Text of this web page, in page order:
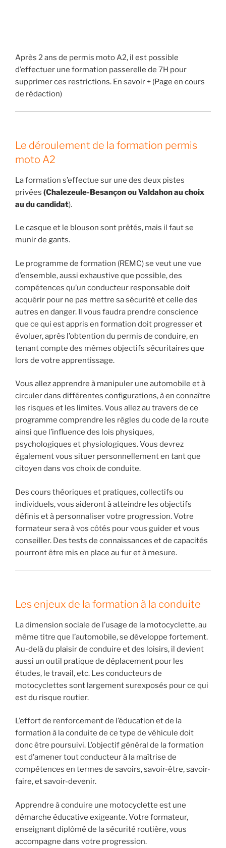
Après 2 ans de permis moto A2, il est possible
d’effectuer une formation passerelle de 7H pour
supprimer ces restrictions. En savoir + (Page en cours
de rédaction)
Le déroulement de la formation permis
moto A2
La formation s’effectue sur une des deux pistes
privées (Chalezeule-Besançon ou Valdahon au choix
au du candidat).
Le casque et le blouson sont prêtés, mais il faut se
munir de gants.
Le programme de formation (REMC) se veut une vue
d’ensemble, aussi exhaustive que possible, des
compétences qu’un conducteur responsable doit
acquérir pour ne pas mettre sa sécurité et celle des
autres en danger. Il vous faudra prendre conscience
que ce qui est appris en formation doit progresser et
évoluer, après l’obtention du permis de conduire, en
tenant compte des mêmes objectifs sécuritaires que
lors de votre apprentissage.
Vous allez apprendre à manipuler une automobile et à
circuler dans différentes configurations, à en connaître
les risques et les limites. Vous allez au travers de ce
programme comprendre les règles du code de la route
ainsi que l’influence des lois physiques,
psychologiques et physiologiques. Vous devrez
également vous situer personnellement en tant que
citoyen dans vos choix de conduite.
Des cours théoriques et pratiques, collectifs ou
individuels, vous aideront à atteindre les objectifs
définis et à personnaliser votre progression. Votre
formateur sera à vos côtés pour vous guider et vous
conseiller. Des tests de connaissances et de capacités
pourront être mis en place au fur et à mesure.
Les enjeux de la formation à la conduite
La dimension sociale de l’usage de la motocyclette, au
même titre que l’automobile, se développe fortement.
Au-delà du plaisir de conduire et des loisirs, il devient
aussi un outil pratique de déplacement pour les
études, le travail, etc. Les conducteurs de
motocyclettes sont largement surexposés pour ce qui
est du risque routier.
L’effort de renforcement de l’éducation et de la
formation à la conduite de ce type de véhicule doit
donc être poursuivi. L’objectif général de la formation
est d’amener tout conducteur à la maîtrise de
compétences en termes de savoirs, savoir-être, savoir-
faire, et savoir-devenir.
Apprendre à conduire une motocyclette est une
démarche éducative exigeante. Votre formateur,
enseignant diplômé de la sécurité routière, vous
accompagne dans votre progression.